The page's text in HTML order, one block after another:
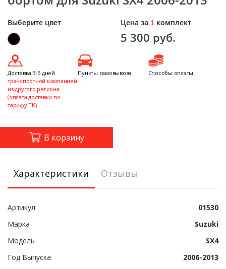
Выберите цвет Цена за 1 комплект
5 300 руб.
В корзину
Доставка 3-5 дней
транспортной компанией
из другого региона
(оплата доставки по
тарифу ТК)
Пункты самовывоза Способы оплаты
Характеристики Отзывы
Артикул
01530
Марка
Suzuki
Модель
SX4
Год Выпуска
2006-2013